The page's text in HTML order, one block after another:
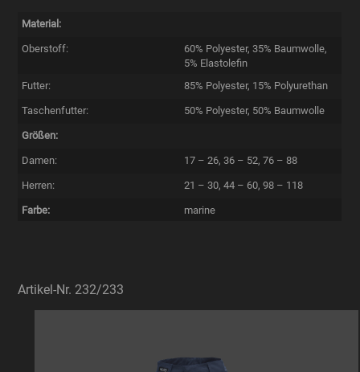
Material:
Oberstoff:
60% Polyester, 35% Baumwolle,
5% Elastolefin
Futter:
85% Polyester, 15% Polyurethan
Taschenfutter:
50% Polyester, 50% Baumwolle
Größen:
Damen:
17 – 26, 36 – 52, 76 – 88
Herren:
21 – 30, 44 – 60, 98 – 118
Farbe:
marine
Artikel-Nr. 232/233